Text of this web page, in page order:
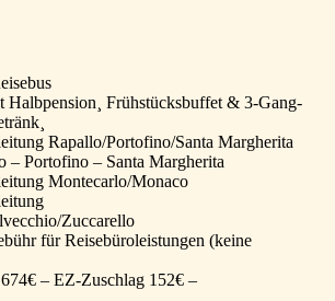
Halbpension¸ Frühstücksbuffet & 3-Gang-
Rapallo/Portofino/Santa Margherita
– Portofino – Santa Margherita
Montecarlo/Monaco
Zuccarello
für Reisebüroleistungen (keine
674€ – EZ-Zuschlag 152€ –